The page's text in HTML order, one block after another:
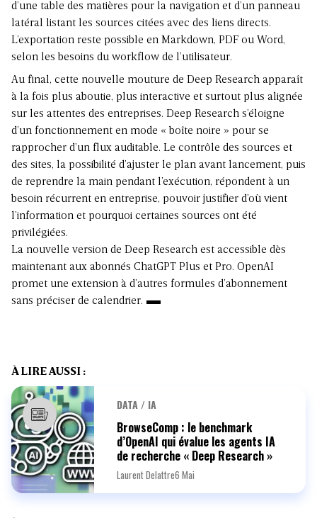
d’une table des matières pour la navigation et d’un panneau
latéral listant les sources citées avec des liens directs.
L’exportation reste possible en Markdown, PDF ou Word,
selon les besoins du workflow de l’utilisateur.
Au final, cette nouvelle mouture de Deep Research apparaît
à la fois plus aboutie, plus interactive et surtout plus alignée
sur les attentes des entreprises. Deep Research s’éloigne
d’un fonctionnement en mode « boîte noire » pour se
rapprocher d’un flux auditable. Le contrôle des sources et
des sites, la possibilité d’ajuster le plan avant lancement, puis
de reprendre la main pendant l’exécution, répondent à un
besoin récurrent en entreprise, pouvoir justifier d’où vient
l’information et pourquoi certaines sources ont été
privilégiées.
La nouvelle version de Deep Research est accessible dès
maintenant aux abonnés ChatGPT Plus et Pro. OpenAI
promet une extension à d’autres formules d’abonnement
sans préciser de calendrier.
À LIRE AUSSI :
DATA / IA
BrowseComp : le benchmark
d’OpenAI qui évalue les agents IA
de recherche « Deep Research »
Laurent Delattre6 Mai